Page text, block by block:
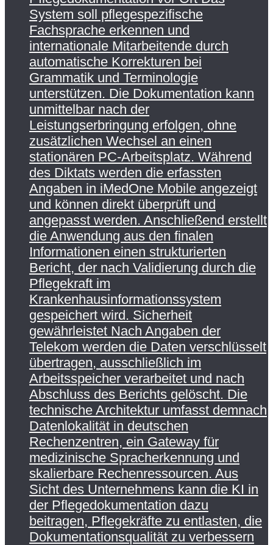
System soll pflegespezifische
Fachsprache erkennen und
internationale Mitarbeitende durch
automatische Korrekturen bei
Grammatik und Terminologie
unterstützen. Die Dokumentation kann
unmittelbar nach der
Leistungserbringung erfolgen, ohne
zusätzlichen Wechsel an einen
stationären PC-Arbeitsplatz. Während
des Diktats werden die erfassten
Angaben in iMedOne Mobile angezeigt
und können direkt überprüft und
angepasst werden. Anschließend erstellt
die Anwendung aus den finalen
Informationen einen strukturierten
Bericht, der nach Validierung durch die
Pflegekraft im
Krankenhausinformationssystem
gespeichert wird. Sicherheit
gewährleistet Nach Angaben der
Telekom werden die Daten verschlüsselt
übertragen, ausschließlich im
Arbeitsspeicher verarbeitet und nach
Abschluss des Berichts gelöscht. Die
technische Architektur umfasst demnach
Datenlokalität in deutschen
Rechenzentren, ein Gateway für
medizinische Spracherkennung und
skalierbare Rechenressourcen. Aus
Sicht des Unternehmens kann die KI in
der Pflegedokumentation dazu
beitragen, Pflegekräfte zu entlasten, die
Dokumentationsqualität zu verbessern